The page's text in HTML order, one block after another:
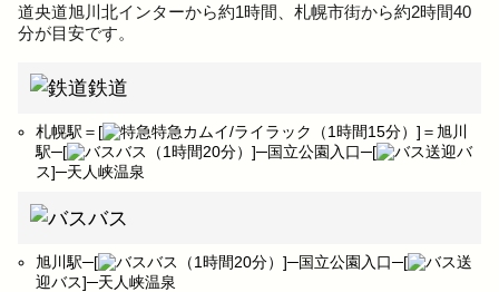
道央道旭川北インターから約1時間、札幌市街から約2時間40
分が目安です。
鉄道
札幌駅＝[
特急カムイ/ライラック（1時間15分）]＝旭川
駅─[
バス（1時間20分）]─国立公園入口─[
送迎バ
ス]─天人峡温泉
バス
旭川駅─[ バス（1時間20分）]─国立公園入口─[
送
迎バス]─天人峡温泉